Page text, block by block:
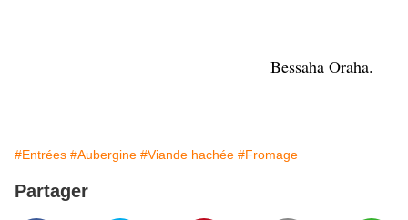
Bessaha Oraha.
#Entrées #Aubergine #Viande hachée #Fromage
Partager